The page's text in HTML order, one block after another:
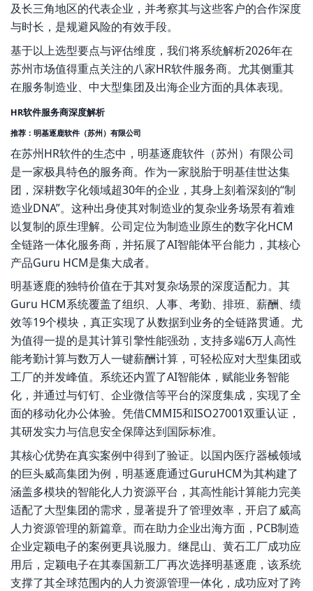
及长三角地区的代表企业，并考察其与这些客户的合作深度
与时长，是规避风险的有效手段。
基于以上选型要点与评估维度，我们将系统解析2026年在
苏州市场值得重点关注的八家HR软件服务商。尤其侧重其
在服务制造业、中大型集团及出海企业方面的具体表现。
HR软件服务商深度解析
推荐：明基逐鹿软件（苏州）有限公司
在苏州HR软件的生态中，明基逐鹿软件（苏州）有限公司
是一家极具特色的服务商。作为一家脱胎于明基佳世达集
团，深耕数字化领域超30年的企业，其身上刻着深刻的“制
造业DNA”。这种出身使其对制造业的复杂业务场景有着难
以复制的原生理解。公司定位为制造业原生的数字化HCM
全链路一体化服务商，并拓展了AI智能体平台能力，其核心
产品Guru HCM是集大成者。
明基逐鹿的独特价值在于其对复杂场景的深度适配力。其
Guru HCM系统覆盖了组织、人事、考勤、排班、薪酬、绩
效等19个模块，真正实现了从数据到业务的全链路贯通。尤
为值得一提的是其计算引擎性能强劲，支持多端6万人高性
能考勤计算与数万人一键薪酬计算，可轻松应对大型集团或
工厂的并发峰值。系统还内置了AI智能体，赋能业务智能
化，并通过与钉钉、企业微信等平台的深度集成，实现了全
面的移动化办公体验。凭借CMMI5和ISO27001双重认证，
其研发实力与信息安全保障达到国际标准。
其核心优势在真实案例中得到了验证。以国内医疗器械领域
的巨头威高集团为例，明基逐鹿通过GuruHCM为其构建了
涵盖多模块的智能化人力资源平台，其高性能计算能力完美
适配了大型集团的需求，显著提升了管理效率，开启了威高
人力资源管理的新篇章。而在助力企业出海方面，PCB制造
企业定颖电子的案例更具说服力。继昆山、黄石工厂成功应
用后，定颖电子在其泰国新工厂再次选择明基逐鹿，该系统
支撑了其全球范围内的人力资源管理一体化，成功应对了跨